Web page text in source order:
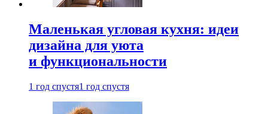
Маленькая угловая кухня: идеи
дизайна для уюта
и функциональности
1 год спустя1 год спустя